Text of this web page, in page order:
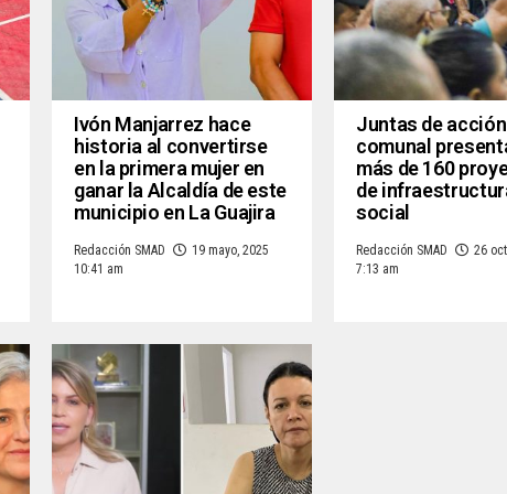
Ivón Manjarrez hace
historia al convertirse
en la primera mujer en
ganar la Alcaldía de este
municipio en La Guajira
Redacción SMAD
19 mayo, 2025
10:41 am
Juntas de acción
comunal
más de 160
de
social
Redacción SMAD
26
7:13 am